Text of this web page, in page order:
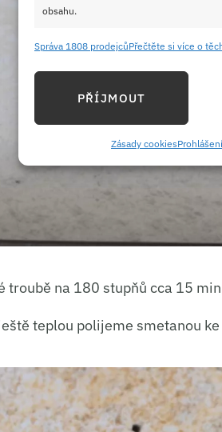
obsahu.
Funkce
Identifikace zařízení na základě
Používání přesných údajů o
základě aktivně požadovaných
Zajištění bezpečnosti,
odstraňování chyb, Poskytování
Správa 1808 prodejcůPřečtěte si více o
PŘÍJMOUT
Zásady cookies
troubě na 180 stupňů cca 15
teplou polijeme smetanou